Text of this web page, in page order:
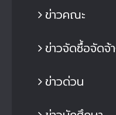
ข่าวคณะ
ข่าวจัดซื้อจัดจ้
ข่าวด่วน